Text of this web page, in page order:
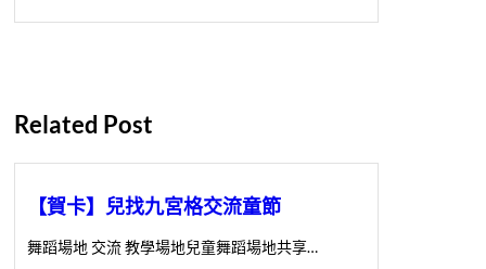
Related Post
【賀卡】兒找九宮格交流童節
舞蹈場地 交流 教學場地兒童舞蹈場地共享…